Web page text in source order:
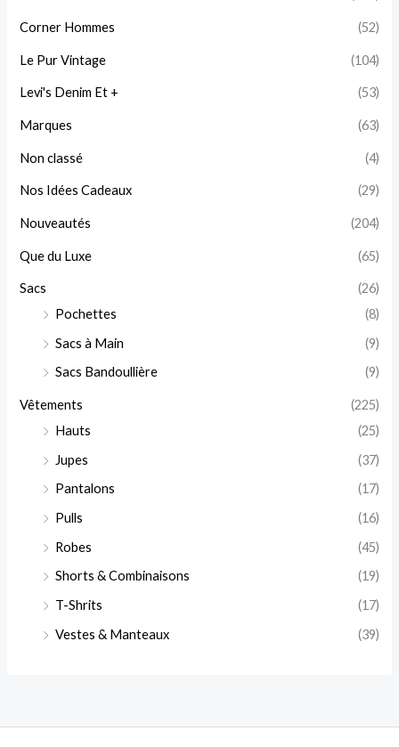
Corner Hommes (52)
Le Pur Vintage (104)
Levi's Denim Et + (53)
Marques (63)
Non classé (4)
Nos Idées Cadeaux (29)
Nouveautés (204)
Que du Luxe (65)
Sacs
(26)
Pochettes
(8)
Sacs à Main
(9)
Sacs Bandoullière
(9)
Vêtements
(225)
Hauts
(25)
Jupes
(37)
Pantalons
(17)
Pulls
(16)
Robes
(45)
Shorts & Combinaisons
(19)
T-Shrits
(17)
Vestes & Manteaux
(39)